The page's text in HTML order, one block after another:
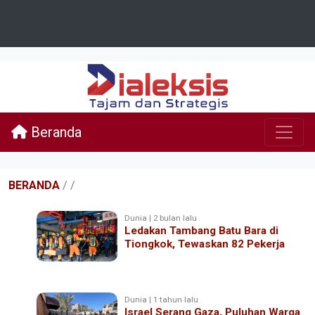
Beranda
BERANDA / /
Dunia | 2 bulan lalu
Ledakan Tambang Batu Bara di
Tiongkok, Tewaskan 82 Pekerja
Dunia | 1 tahun lalu
Israel Serang Gaza, Puluhan Warga